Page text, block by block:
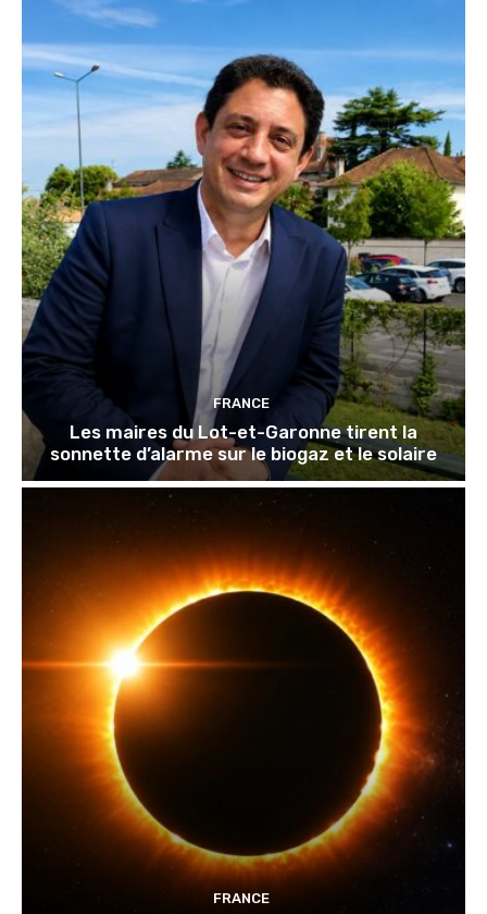
FRANCE
Les maires du Lot-et-Garonne tirent la
sonnette d’alarme sur le biogaz et le solaire
FRANCE